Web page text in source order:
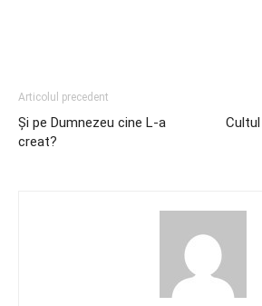
Articolul precedent
Şi pe Dumnezeu cine L-a
creat?